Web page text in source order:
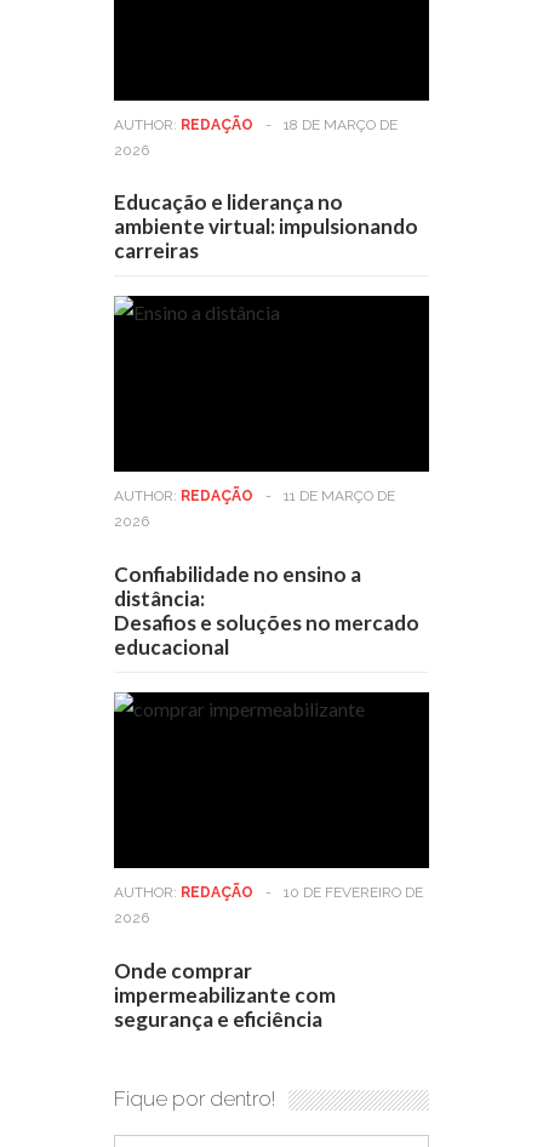
AUTHOR: REDAÇÃO -
18 DE MARÇO DE
2026
Educação e liderança no
ambiente virtual: impulsionando
carreiras
AUTHOR: REDAÇÃO -
11 DE MARÇO DE
2026
Confiabilidade no ensino a
distância:
Desafios e soluções no mercado
educacional
AUTHOR: REDAÇÃO -
10 DE FEVEREIRO DE
2026
Onde comprar
impermeabilizante com
segurança e eficiência
Fique por dentro!